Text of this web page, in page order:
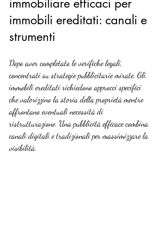
immobiliare efficaci per
immobili ereditati: canali e
strumenti
Dopo aver completato le verifiche legali,
concentrati su strategie pubblicitarie mirate. Gli
immobili ereditati richiedono approcci specifici
che valorizzino la storia della proprietà mentre
affrontano eventuali necessità di
ristrutturazione. Una pubblicità efficace combina
canali digitali e tradizionali per massimizzare la
visibilità.